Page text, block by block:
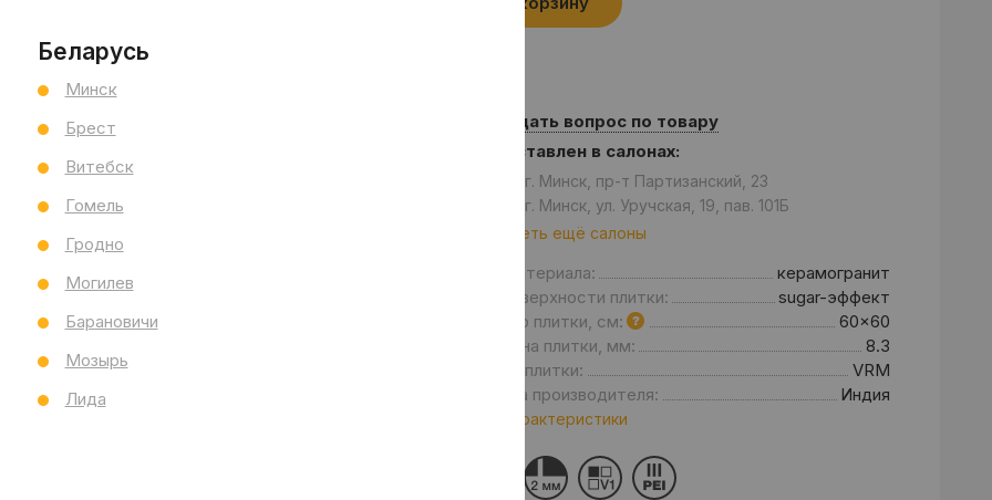
Задать вопрос по товару
Представлен в салонах:
Салон: г. Минск, пр-т Партизанский, 23
Салон: г. Минск, ул. Уручская, 19, пав. 101Б
Смотреть ещё салоны
Вид материала:
керамогранит
Тип поверхности плитки:
sugar-эффект
Размер плитки, см:
60x60
Толщина плитки, мм:
8.3
Бренд плитки:
VRM
Страна производителя:
Индия
Все характеристики
Беларусь
Минск
Брест
Витебск
Гомель
Гродно
Могилев
Барановичи
Мозырь
Лида